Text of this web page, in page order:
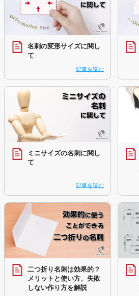
名刺の変形サイズに関し
て
記事を読む
ミニサイズの名刺に関し
て
記事を読む
二つ折り名刺は効果的？
メリットと使い方、失敗
しない作り方を解説